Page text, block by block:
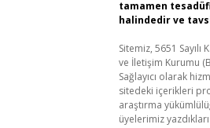
tamamen
halindedir ve
Sitemiz, 5651
ve İletişim Kurumu
Sağlayıcı olarak
sitedeki içerikleri
araştırma
üyelerimiz